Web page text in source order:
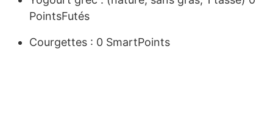
PointsFutés
Courgettes : 0 SmartPoints